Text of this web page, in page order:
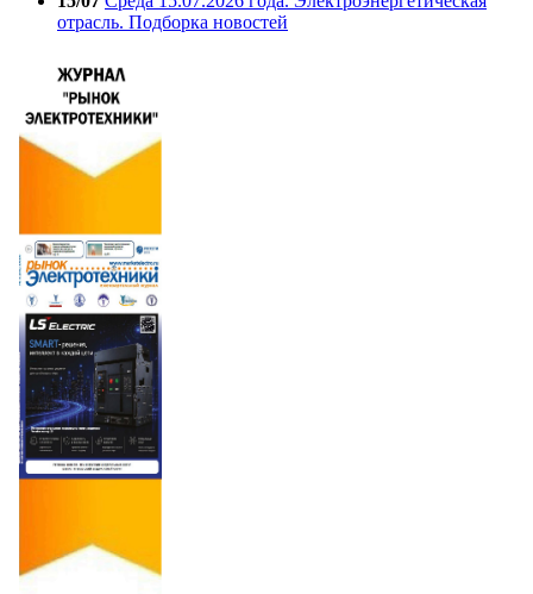
отрасль. Подборка новостей